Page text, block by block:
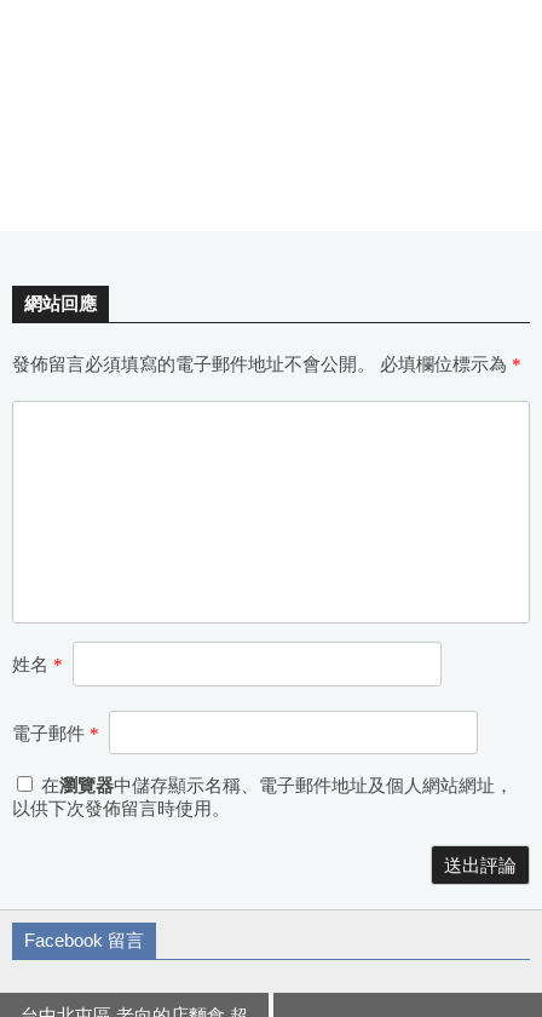
網站回應
發佈留言必須填寫的電子郵件地址不會公開。 必填欄位標示為 *
姓名 *
電子郵件 *
在瀏覽器中儲存顯示名稱、電子郵件地址及個人網站網址，
以供下次發佈留言時使用。
Facebook 留言